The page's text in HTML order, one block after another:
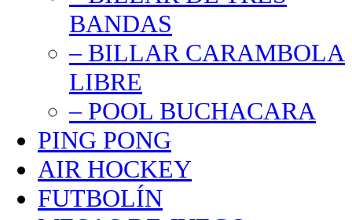
BANDAS
– BILLAR CARAMBOLA
LIBRE
– POOL BUCHACARA
PING PONG
AIR HOCKEY
FUTBOLÍN